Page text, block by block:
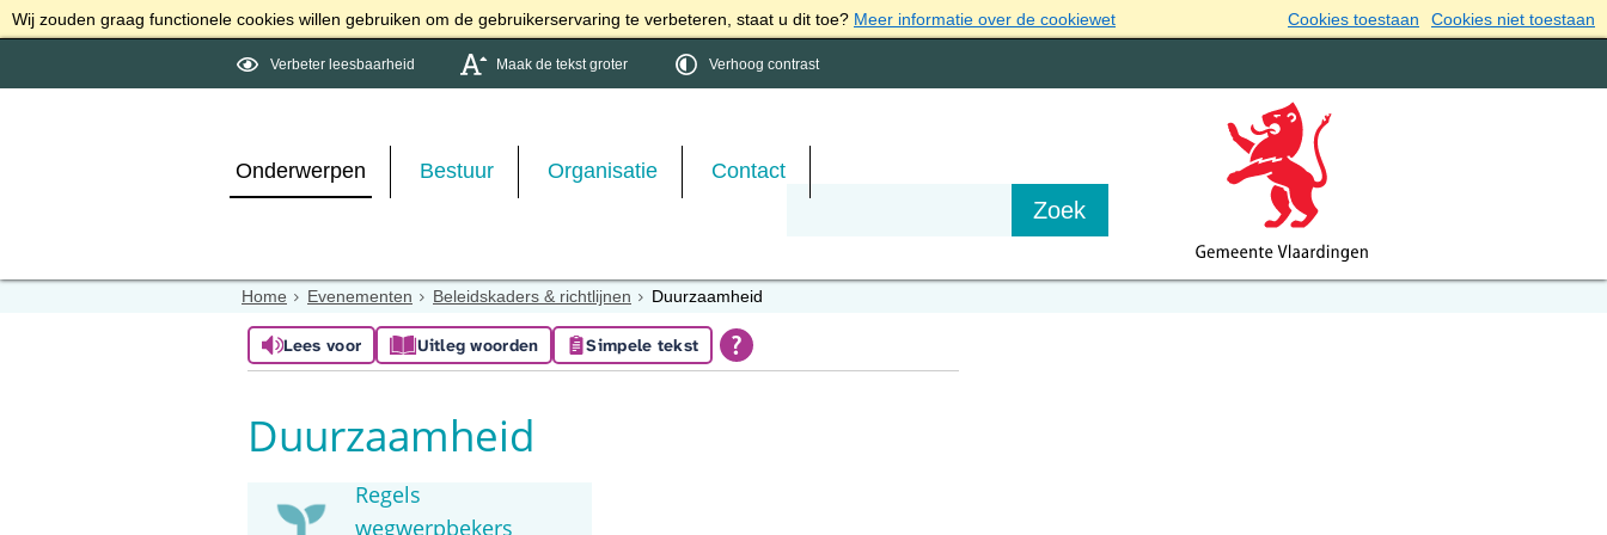
Wij zouden graag functionele cookies willen gebruiken om de gebruikerservaring te verbeteren, staat u dit toe? Meer informatie over de cookiewet Cookies toestaan Cookies niet toestaan
Verbeter leesbaarheid Maak de tekst groter Verhoog contrast
Onderwerpen Bestuur Organisatie Contact
Home Evenementen Beleidskaders & richtlijnen Duurzaamheid
Lees voor Uitleg woorden Simpele tekst
Duurzaamheid
Regels
wegwerpbekers